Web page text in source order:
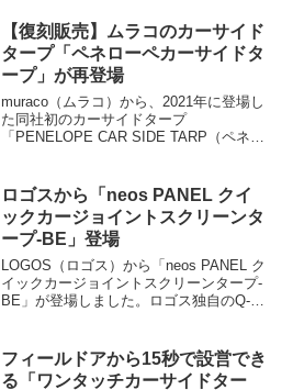
【復刻販売】ムラコのカーサイド
タープ「ペネローペカーサイドタ
ープ」が再登場
muraco（ムラコ）から、2021年に登場し
た同社初のカーサイドタープ
「PENELOPE CAR SIDE TARP（ペネロ
車両に適している吸盤装着式のカーサイ
ドタープです。詳細をレビューします。
ロゴスから「neos PANEL クイ
ックカージョイントスクリーンタ
ープ-BE」登場
LOGOS（ロゴス）から「neos PANEL ク
イックカージョイントスクリーンタープ-
BE」が登場しました。ロゴス独自のQ-
冷気や雨などを防ぐフルマッドスカート
も装備されています。詳細をレビューし
フィールドアから15秒で設営でき
る「ワンタッチカーサイドター